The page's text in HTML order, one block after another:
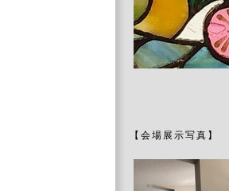
【会場展示写真】